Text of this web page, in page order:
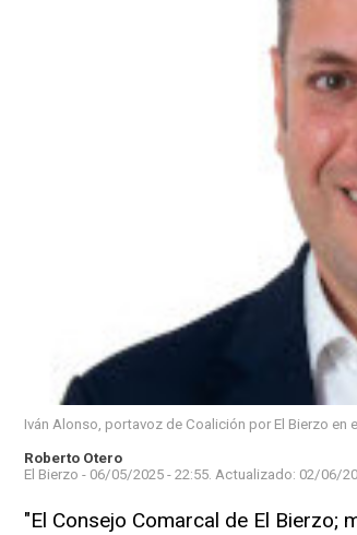
Iván Alonso, portavoz de Coalición por El Bierzo en
Roberto Otero
El Bierzo - 06/05/2025 - 22:55. Actualizado: 02/06/
"El Consejo Comarcal de El Bierzo;